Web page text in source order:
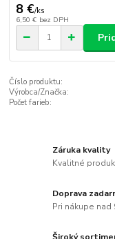
8 €/ks
6,50 € bez DPH
Číslo produktu:
Výrobca/Značka:
Počet farieb:
Záruka kvality
Kvalitné
Doprava
Pri nákupe nad
Široký